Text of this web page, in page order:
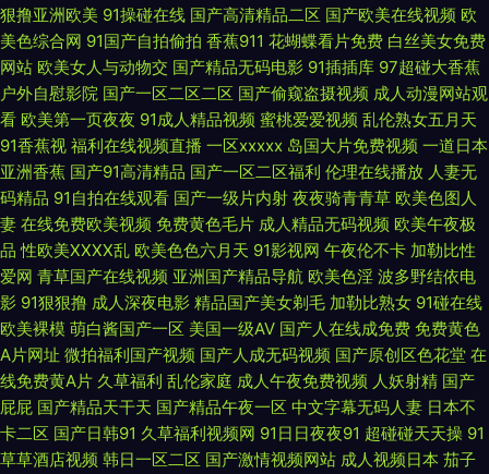
欧美三级网址 人人插人人乐 91豆花视频18 男女互操高清无码 久久香蕉丁香
日韩无码网址 91视频熟女 国产乱码一区在线 超碰在线操香蕉 东京热色综合
亚洲趁人 91白丝国产 91熟妇视频在线 变态AV导航网 东方AV正在进入 韩国
男女做爱 久久一二国产 欧美性爱天天网 日韩二级黄色 亚州三级在线网站 自
拍影音在线 97超碰人人爱 成人a级网 国产成人伊人 黄色色情 老湿影院V48
欧美激情A级片 日韩九一 五月天婷婷色 伊人婷婷影院 91社区成人在线 超碰
人人操人人妻 国产超碰在 九一在线免费看 欧美激情熟妇 青娱乐盛视久久 天
天草网 91传煤 白丝美女被胸91 国产av豆花 韩国av自拍 午夜资源福利 91入
口免费 成人性爱网址导航 九一小网站 欧美日韩国产在线 肏屄的视频不卡的
狠撸亚洲欧美 91操碰在线 国产高清精品二区 国产欧美在线视频 欧
美色综合网 91国产自拍偷拍 香蕉911 花蝴蝶看片免费 白丝美女免费
网站 欧美女人与动物交 国产精品无码电影 91插插库 97超碰大香蕉
户外自慰影院 国产一区二区二区 国产偷窥盗摄视频 成人动漫网站观
看 欧美第一页夜夜 91成人精品视频 蜜桃爱爱视频 乱伦熟女五月天
91香蕉视 福利在线视频直播 一区xxxxx 岛国大片免费视频 一道日本
亚洲香蕉 国产91高清精品 国产一区二区福利 伦理在线播放 人妻无
码精品 91自拍在线观看 国产一级片内射 夜夜骑青青草 欧美色图人
妻 在线免费欧美视频 免费黄色毛片 成人精品无码视频 欧美午夜极
品 性欧美ⅩⅩⅩⅩ乱 欧美色色六月天 91影视网 午夜伦不卡 加勒比性
爱网 青草国产在线视频 亚洲国产精品导航 欧美色淫 波多野结依电
影 91狠狠撸 成人深夜电影 精品国产美女剃毛 加勒比熟女 91碰在线
欧美裸模 萌白酱国产一区 美国一级AV 国产人在线成免费 免费黄色
A片网址 微拍福利国产视频 国产人成无码视频 国产原创区色花堂 在
线免费黄A片 久草福利 乱伦家庭 成人午夜免费视频 人妖射精 国产
屁屁 国产精品天干天 国产精品午夜一区 中文字幕无码人妻 日本不
卡二区 国产日韩91 久草福利视频网 91日日夜夜91 超碰碰天天操 91
草草酒店视频 韩日一区二区 国产激情视频网站 成人视频日本 茄子